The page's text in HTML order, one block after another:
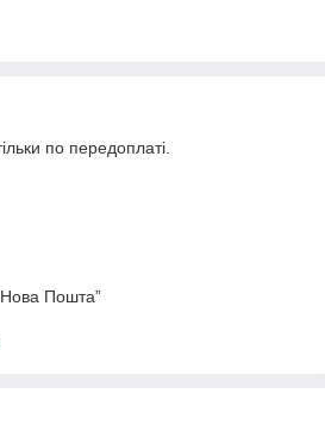
по передоплаті.
Пошта”